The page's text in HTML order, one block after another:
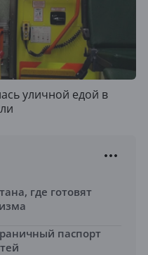
уличной едой в
где готовят
паспорт